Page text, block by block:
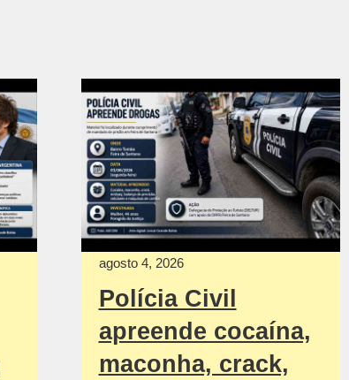
agosto 4, 2026
Polícia Civil
apreende cocaína,
maconha, crack,